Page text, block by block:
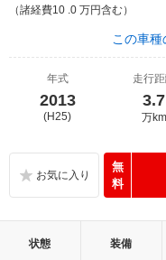
（諸経費10 .0 万円含む）
この車種
年式
2013
(H25)
走行
3.7
万km
無
料
状態 装備